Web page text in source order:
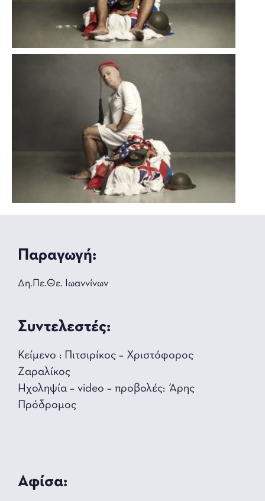
Παραγωγή:
Δη.Πε.Θε. Ιωαννίνων
Συντελεστές:
Κείμενο : Πιτσιρίκος – Χριστόφορος
Ζαραλίκος
Ηχοληψία – video – προβολές: Άρης
Πρόδρομος
Αφίσα: